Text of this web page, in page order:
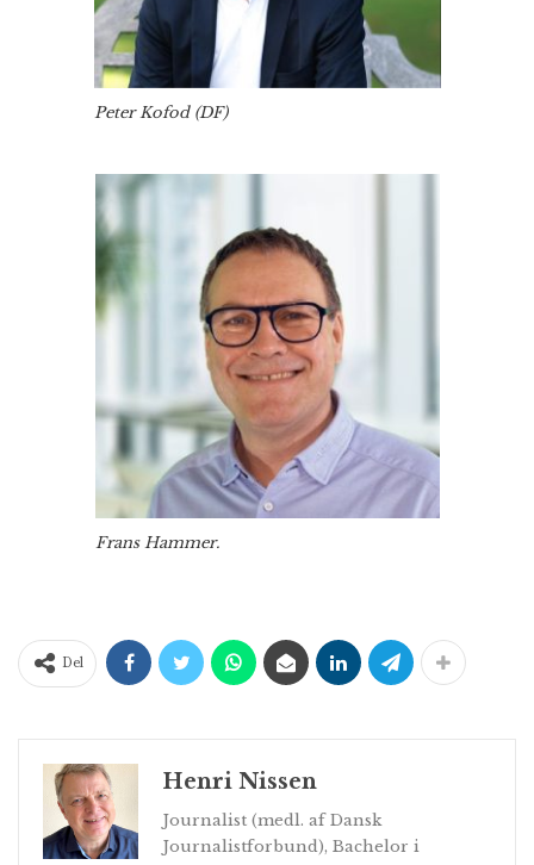
Peter Kofod (DF)
Frans Hammer.
Del
Henri Nissen
Journalist (medl. af Dansk
Journalistforbund), Bachelor i